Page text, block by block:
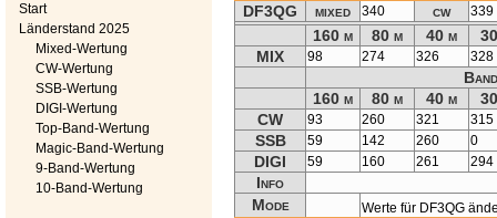
Start
Länderstand 2025
Mixed-Wertung
CW-Wertung
SSB-Wertung
DIGI-Wertung
Top-Band-Wertung
Magic-Band-Wertung
9-Band-Wertung
10-Band-Wertung
DF3QG mixed 340 cw 339
160 m 80 m 40 m
MIX
98 274 326 328
160 m
80 m 40 m
CW
93 260 321 315
SSB 59 142 260 0
DIGI 59 160 261 294
Info
Mode
Werte für DF3QG